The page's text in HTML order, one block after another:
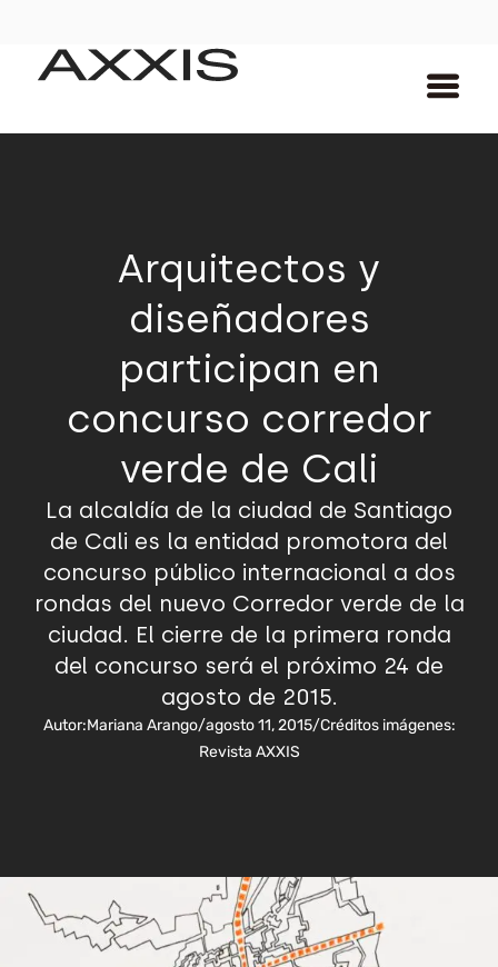
Arquitectos y
diseñadores
participan en
concurso corredor
verde de Cali
La alcaldía de la ciudad de Santiago
de Cali es la entidad promotora del
concurso público internacional a dos
rondas del nuevo Corredor verde de la
ciudad. El cierre de la primera ronda
del concurso será el próximo 24 de
agosto de 2015.
Autor:Mariana Arango/agosto 11, 2015/Créditos imágenes:
Revista AXXIS